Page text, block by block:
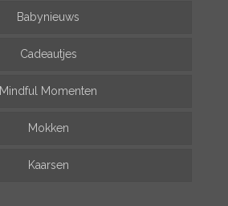
Babynieuws
Cadeautjes
Mindful Momenten
Mokken
Kaarsen